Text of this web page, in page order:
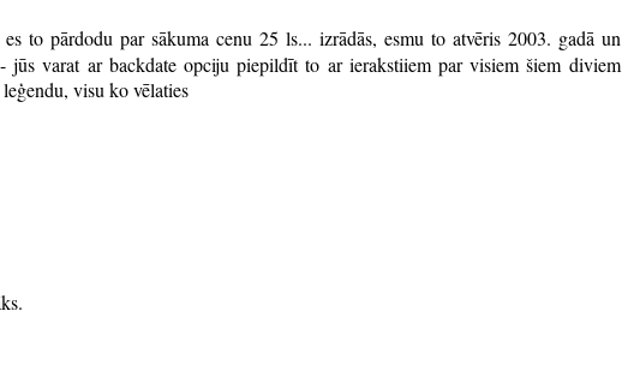
to pārdodu par sākuma cenu 25 ls... izrādās, esmu to atvēris 2003. gadā un
varat ar backdate opciju piepildīt to ar ierakstiiem par visiem šiem diviem
visu ko vēlaties